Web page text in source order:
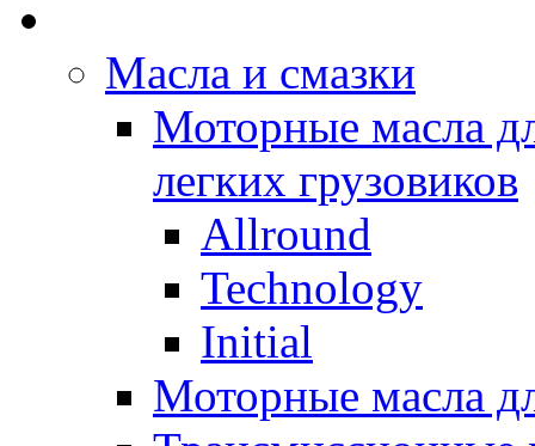
Масла и смазки
Моторные масла
легких грузовиков
Allround
Technology
Initial
Моторные масла